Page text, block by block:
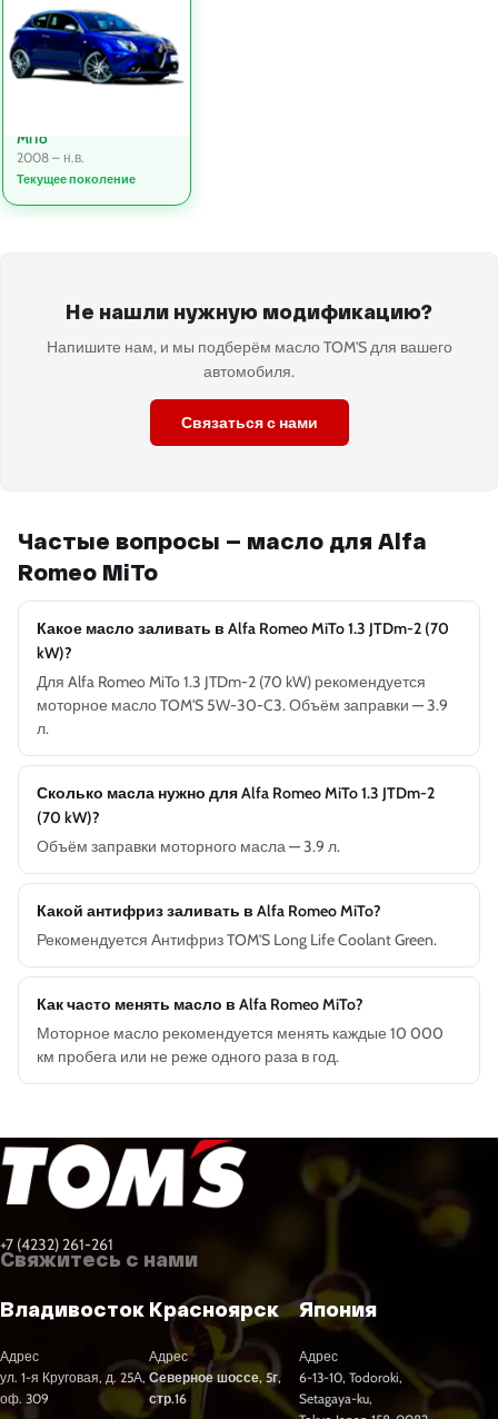
MiTo
2008 – н.в.
Текущее поколение
Не нашли нужную модификацию?
Напишите нам, и мы подберём масло TOM'S для вашего
автомобиля.
Связаться с нами
Частые вопросы — масло для Alfa
Romeo MiTo
Какое масло заливать в Alfa Romeo MiTo 1.3 JTDm-2 (70
kW)?
Для Alfa Romeo MiTo 1.3 JTDm-2 (70 kW) рекомендуется
моторное масло TOM'S 5W-30-C3. Объём заправки — 3.9
л.
Сколько масла нужно для Alfa Romeo MiTo 1.3 JTDm-2
(70 kW)?
Объём заправки моторного масла — 3.9 л.
Какой антифриз заливать в Alfa Romeo MiTo?
Рекомендуется Антифриз TOM'S Long Life Coolant Green.
Как часто менять масло в Alfa Romeo MiTo?
Моторное масло рекомендуется менять каждые 10 000
км пробега или не реже одного раза в год.
+7 (4232) 261-261
Свяжитесь с нами
Владивосток
Адрес
ул. 1-я Круговая, д. 25А,
оф. 309
Красноярск
Адрес
Северное шоссе, 5г,
стр.16
Япония
Адрес
6-13-10, Todoroki,
Setagaya-ku,